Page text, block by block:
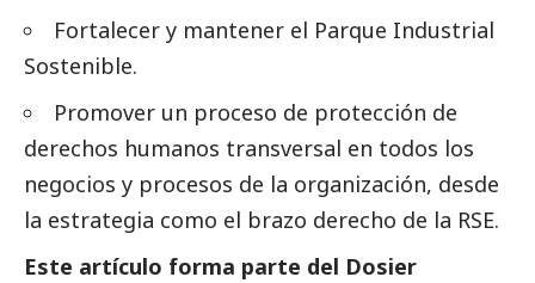
Fortalecer y mantener el Parque Industrial
Sostenible.
Promover un proceso de protección de
derechos humanos transversal en todos los
negocios y procesos de la organización, desde
la estrategia como el brazo derecho de la RSE.
Este artículo forma parte del Dosier